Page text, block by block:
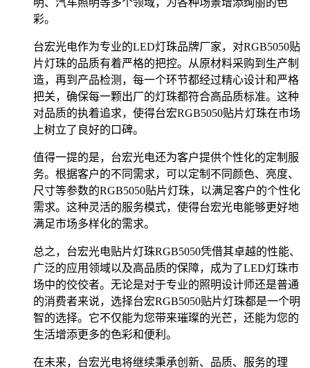
彩。
台宏光电作为专业的LED灯珠品牌厂家，对RGB5050贴
片灯珠的品质有着严格的把控。从原材料采购到生产制
造，再到产品检测，每一个环节都经过精心设计和严格
把关，确保每一颗出厂的灯珠都符合高品质标准。这种
对品质的执着追求，使得台宏RGB5050贴片灯珠在市场
上树立了良好的口碑。
值得一提的是，台宏光电还为客户提供个性化的定制服
务。根据客户的不同需求，可以定制不同颜色、亮度、
尺寸等参数的RGB5050贴片灯珠，以满足客户的个性化
需求。这种灵活的服务模式，使得台宏光电能够更好地
满足市场多样化的需求。
总之，台宏光电贴片灯珠RGB5050凭借其卓越的性能、
广泛的应用领域以及高品质的保障，成为了LED灯珠市
场中的佼佼者。无论是对于专业的照明设计师还是普通
的消费者来说，选择台宏RGB5050贴片灯珠都是一个明
智的选择。它不仅能为您带来璀璨的光芒，还能为您的
生活增添更多的色彩和便利。
在未来，台宏光电将继续秉承创新、品质、服务的理